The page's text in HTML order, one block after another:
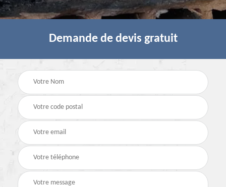
Demande de devis gratuit